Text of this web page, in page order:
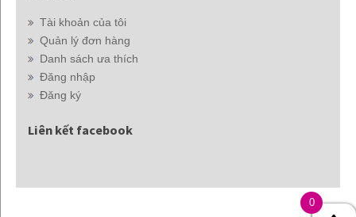
Tài khoản của tôi
Quản lý đơn hàng
Danh sách ưa thích
Đăng nhập
Đăng ký
Liên kết facebook
0